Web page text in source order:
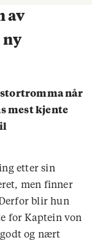
av
ny
stortromma når
mest kjente
etter sin
men finner
blir hun
for Kaptein von
og nært